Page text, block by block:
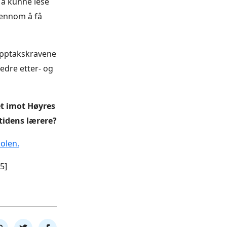
å få
etter- og
imot Høyres
lærere?